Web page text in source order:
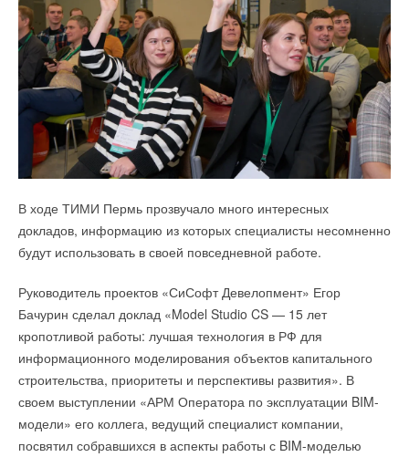
В ходе ТИМИ Пермь прозвучало много интересных
докладов, информацию из которых специалисты несомненно
будут использовать в своей повседневной работе.
Руководитель проектов «СиСофт Девелопмент» Егор
Бачурин сделал доклад «Model Studio CS — 15 лет
кропотливой работы: лучшая технология в РФ для
информационного моделирования объектов капитального
строительства, приоритеты и перспективы развития». В
своем выступлении «АРМ Оператора по эксплуатации BIM-
модели» его коллега, ведущий специалист компании,
посвятил собравшихся в аспекты работы с BIM-моделью